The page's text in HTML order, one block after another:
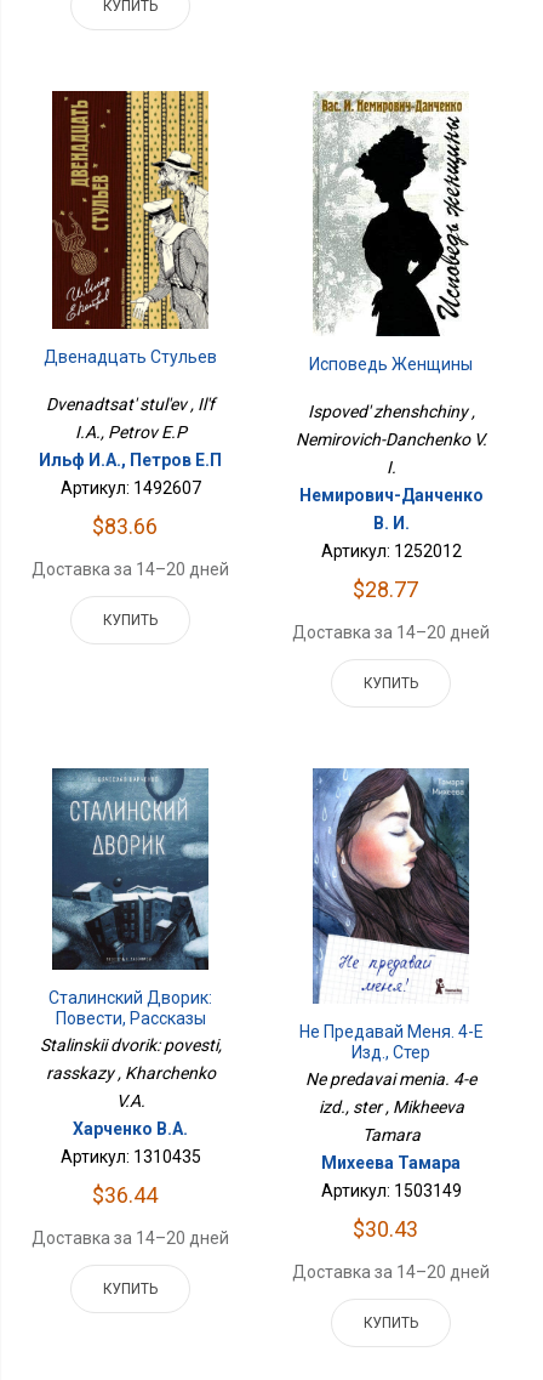
КУПИТЬ
Двенадцать Стульев
Dvenadtsat' stul'ev , Il'f
I.A., Petrov E.P
Ильф И.А., Петров Е.П
Артикул: 1492607
$83.66
Доставка за 14–20 дней
КУПИТЬ
Исповедь Женщины
Ispoved' zhenshchiny ,
Nemirovich-Danchenko V.
I.
Немирович-Данченко
В. И.
Артикул: 1252012
$28.77
Доставка за 14–20 дней
КУПИТЬ
Сталинский Дворик:
Повести, Рассказы
Stalinskii dvorik: povesti,
rasskazy , Kharchenko
V.A.
Харченко В.А.
Артикул: 1310435
$36.44
Доставка за 14–20 дней
КУПИТЬ
Не Предавай Меня. 4-Е
Изд., Стер
Ne predavai menia. 4-e
izd., ster , Mikheeva
Tamara
Михеева Тамара
Артикул: 1503149
$30.43
Доставка за 14–20 дней
КУПИТЬ